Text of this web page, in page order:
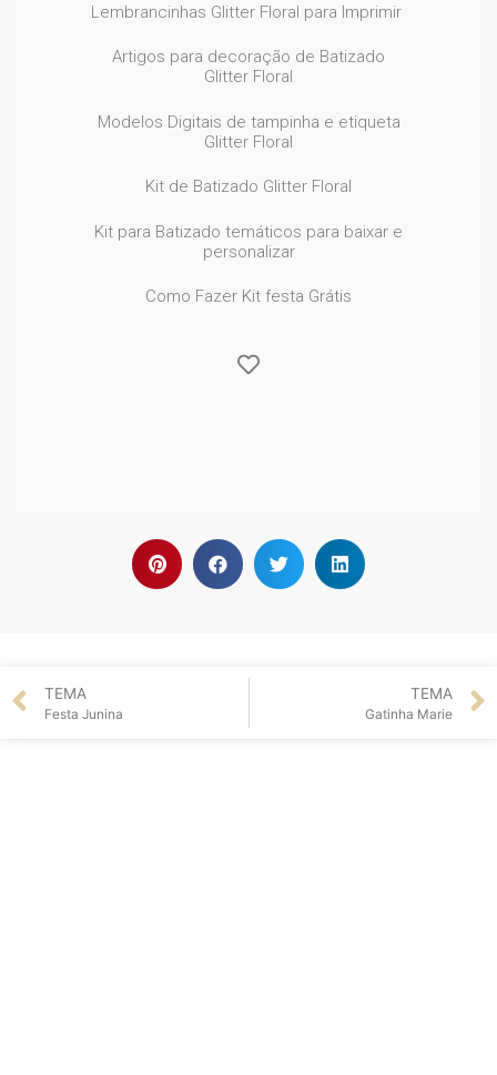
Lembrancinhas Glitter Floral para Imprimir
Artigos para decoração de Batizado
Glitter Floral
Modelos Digitais de tampinha e etiqueta
Glitter Floral
Kit de Batizado Glitter Floral
Kit para Batizado temáticos para baixar e
personalizar
Como Fazer Kit festa Grátis
TEMA
Festa Junina
TEMA
Gatinha Marie